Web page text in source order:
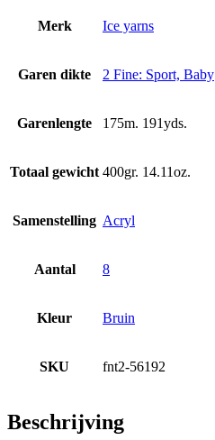
Merk Ice yarns
Garen dikte 2 Fine: Sport, Baby
Garenlengte 175m. 191yds.
Totaal gewicht 400gr. 14.11oz.
Samenstelling Acryl
Aantal 8
Kleur Bruin
SKU fnt2-56192
Beschrijving